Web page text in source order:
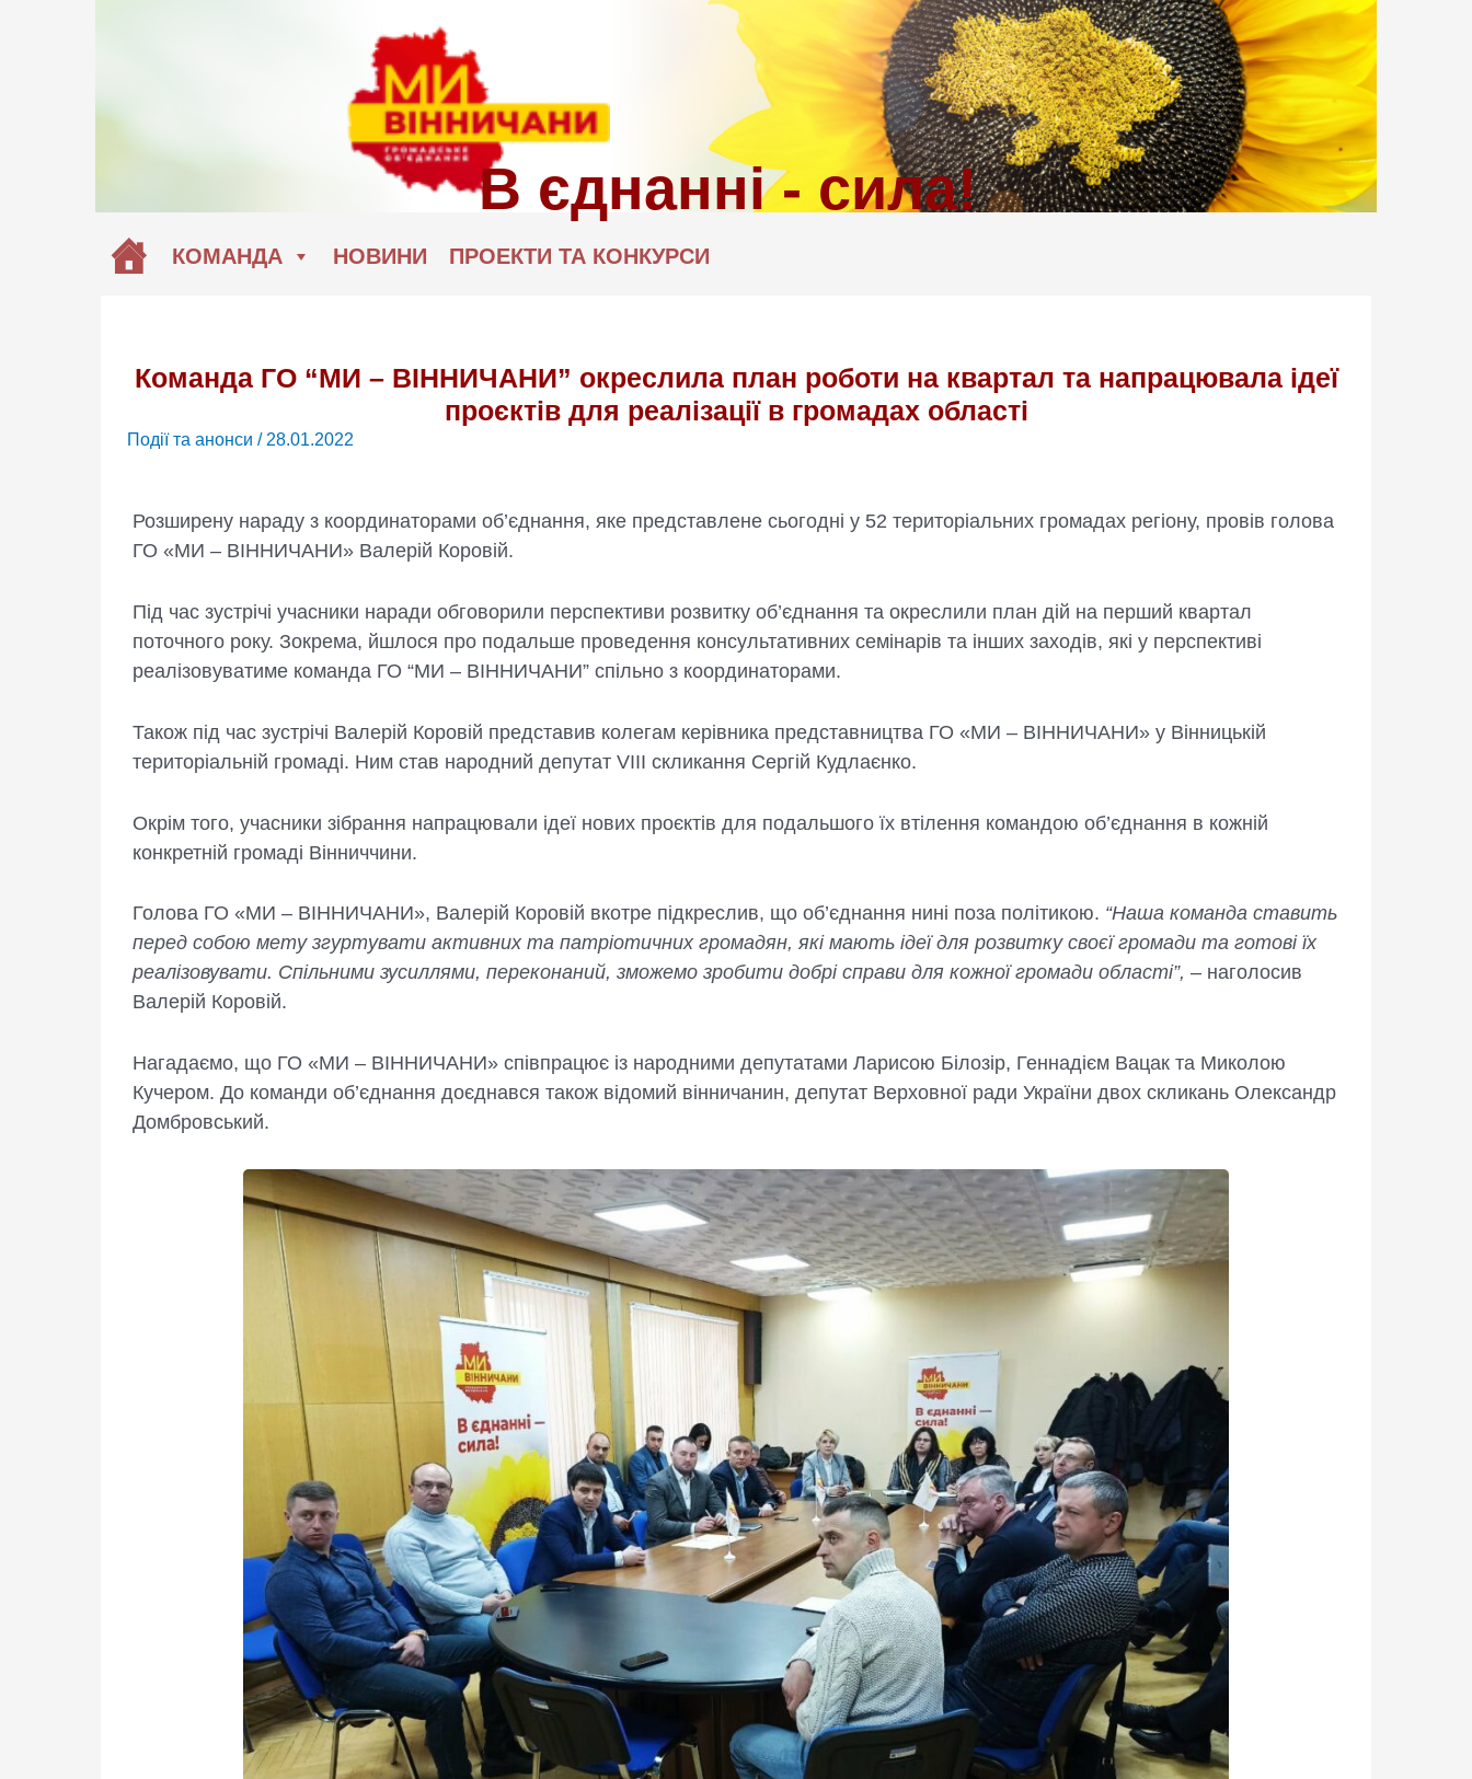
КОМАНДА НОВИНИ ПРОЕКТИ ТА КОНКУРСИ
Команда ГО “МИ – ВІННИЧАНИ” окреслила план роботи на квартал та напрацювала ідеї
проєктів для реалізації в громадах області
Події та анонси / 28.01.2022
Розширену нараду з координаторами об’єднання, яке представлене сьогодні у 52 територіальних громадах регіону, провів голова
ГО «МИ – ВІННИЧАНИ» Валерій Коровій.
Під час зустрічі учасники наради обговорили перспективи розвитку об’єднання та окреслили план дій на перший квартал
поточного року. Зокрема, йшлося про подальше проведення консультативних семінарів та інших заходів, які у перспективі
реалізовуватиме команда ГО “МИ – ВІННИЧАНИ” спільно з координаторами.
Також під час зустрічі Валерій Коровій представив колегам керівника представництва ГО «МИ – ВІННИЧАНИ» у Вінницькій
територіальній громаді. Ним став народний депутат VIII скликання Сергій Кудлаєнко.
Окрім того, учасники зібрання напрацювали ідеї нових проєктів для подальшого їх втілення командою об’єднання в кожній
конкретній громаді Вінниччини.
Голова ГО «МИ – ВІННИЧАНИ», Валерій Коровій вкотре підкреслив, що об’єднання нині поза політикою. “Наша команда ставить
перед собою мету згуртувати активних та патріотичних громадян, які мають ідеї для розвитку своєї громади та готові їх
реалізовувати. Спільними зусиллями, переконаний, зможемо зробити добрі справи для кожної громади області”, – наголосив
Валерій Коровій.
Нагадаємо, що ГО «МИ – ВІННИЧАНИ» співпрацює із народними депутатами Ларисою Білозір, Геннадієм Вацак та Миколою
Кучером. До команди об’єднання доєднався також відомий вінничанин, депутат Верховної ради України двох скликань Олександр
Домбровський.